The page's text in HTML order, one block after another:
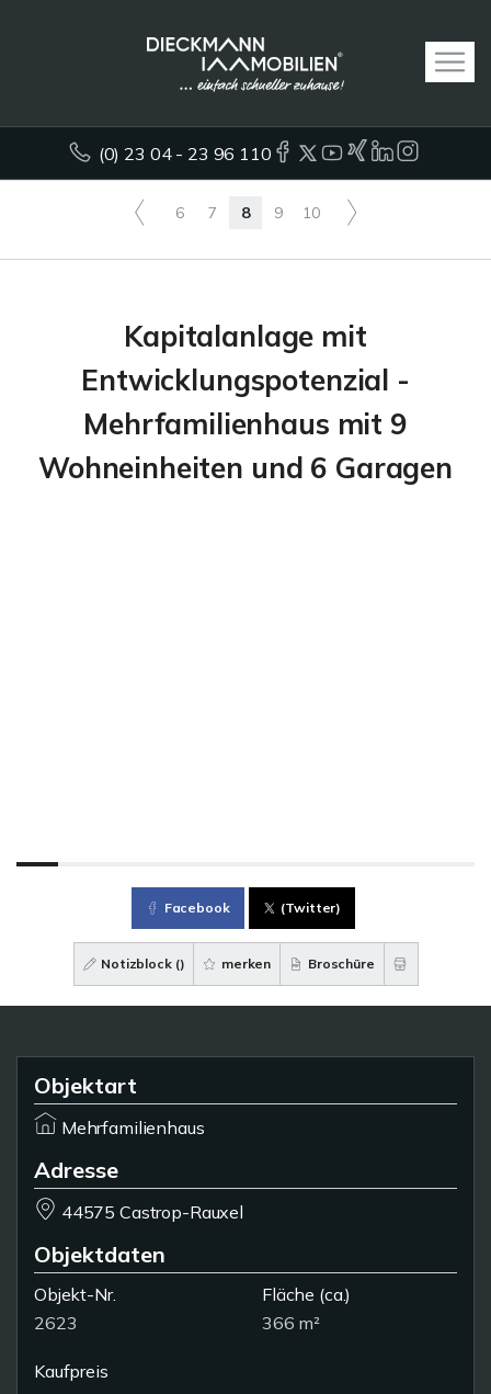
(0) 23 04 - 23 96 110
6 7 8 9 10
Kapitalanlage mit
Entwicklungspotenzial -
Mehrfamilienhaus mit 9
Wohneinheiten und 6 Garagen
Facebook (Twitter)
Notizblock () merken Broschüre
Objektart
Mehrfamilienhaus
Adresse
44575 Castrop-Rauxel
Objektdaten
Objekt-Nr.
2623
Fläche (ca.)
366 m²
Kaufpreis